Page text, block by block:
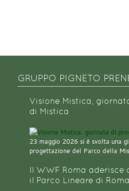
GRUPPO PIGNETO
Visione Mistica,
di Mistica
23 maggio 2026 si è svolta una
progettazione del Parco della
Il WWF Roma
il Parco Lineare di